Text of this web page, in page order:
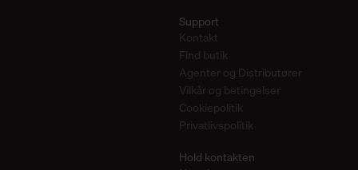
Support
Kontakt
Find butik
Agenter og Distributører
Vilkår og betingelser
Cookiepolitik
Privatlivspolitik
Hold kontakten